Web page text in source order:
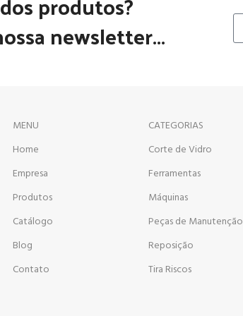
newsletter...
MENU
Home
Empresa
Produtos
Catálogo
Blog
Contato
CATEGORIAS
Corte de Vidro
Ferramentas
Máquinas
Peças de Manutenção
Reposição
Tira Riscos